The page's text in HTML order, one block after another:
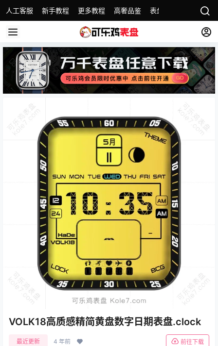
人工客服 新手教程 更多教程 高奢品鉴 表盘精选 名表故事
VOLK18高质感精简黄盘数字日期表盘.clock
最近更新 4 年前 前往下载